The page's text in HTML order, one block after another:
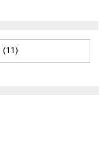
(11)